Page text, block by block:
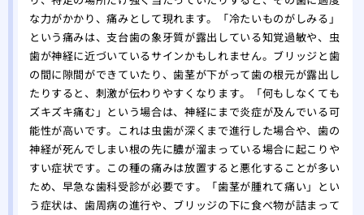
な力がかかり、痛みとして現れます。「冷たいものがしみる」
という痛みは、支台歯の象牙質が露出している知覚過敏や、虫
歯が神経に近づいているサインかもしれません。ブリッジと歯
の間に隙間ができていたり、歯茎が下がって歯の根元が露出し
たりすると、刺激が伝わりやすくなります。「何もしなくても
ズキズキ痛む」という場合は、神経にまで炎症が及んでいる可
能性が高いです。これは虫歯が深くまで進行した場合や、歯の
神経が死んでしまい根の先に膿が溜まっている場合に起こりや
すい症状です。この種の痛みは放置すると悪化することが多い
ため、早急な歯科受診が必要です。「歯茎が腫れて痛い」とい
う症状は、歯周病の進行や、ブリッジの下に食べ物が詰まって